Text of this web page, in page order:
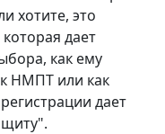
хотите, это
дает
как ему
НМПТ или как
дает